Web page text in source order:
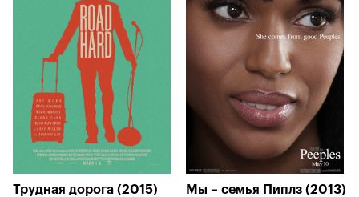
Трудная дорога (2015) Мы – семья Пиплз (2013)